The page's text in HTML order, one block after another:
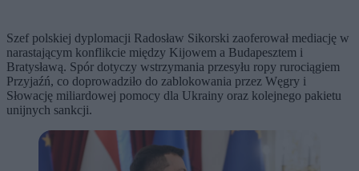
Szef polskiej dyplomacji Radosław Sikorski zaoferował mediację w
narastającym konflikcie między Kijowem a Budapesztem i
Bratysławą. Spór dotyczy wstrzymania przesyłu ropy rurociągiem
Przyjaźń, co doprowadziło do zablokowania przez Węgry i
Słowację miliardowej pomocy dla Ukrainy oraz kolejnego pakietu
unijnych sankcji.